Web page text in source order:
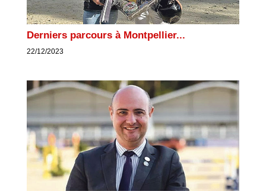
Derniers parcours à Montpellier...
22/12/2023